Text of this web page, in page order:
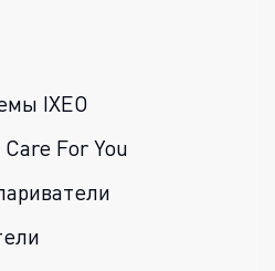
IXEO
For You